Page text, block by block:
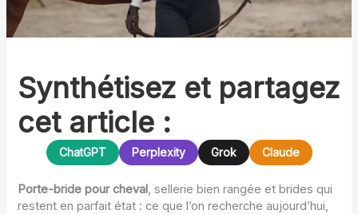
Synthétisez et partagez
cet article :
ChatGPT Perplexity Grok Claude
Porte-bride pour cheval, sellerie bien rangée et brides qui
restent en parfait état : ce que l’on recherche aujourd’hui,